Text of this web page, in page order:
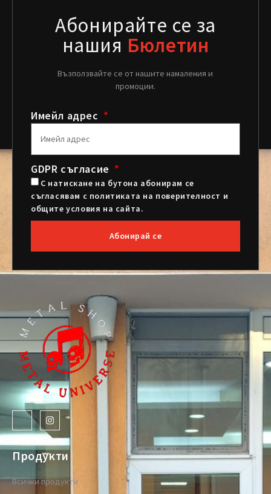
Абонирайте се за
нашия Бюлетин
Възползвайте се от нашите намаления и
промоции.
Имейл адрес
GDPR съгласие
С натискане на бутона абонирам се
съгласявам с политиката на поверителност и
общите условия на сайта.
Абонирай се
Продукти
Всички продукти